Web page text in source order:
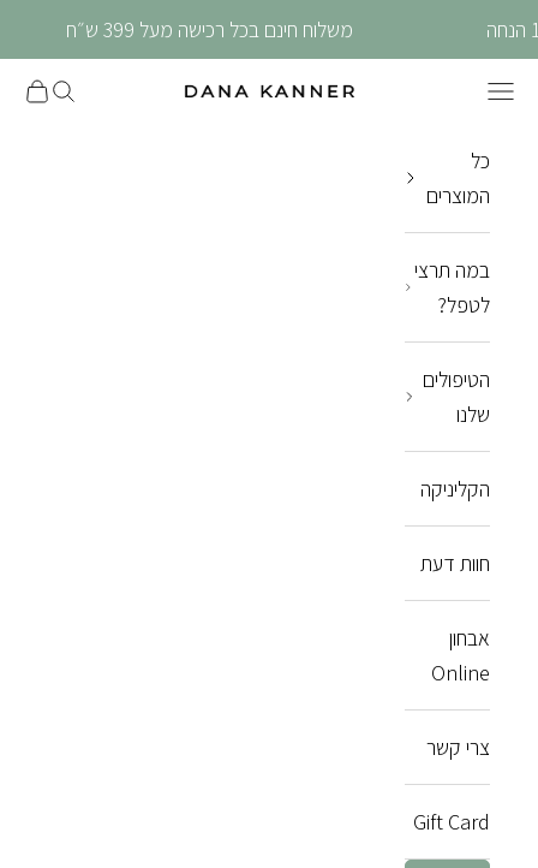
משלוח חינם בכל רכישה מעל 399 ש״ח
Dana Kanner תפריט חיפוש
סל
כל
המוצרים
במה תרצי
לטפל?
הטיפולים
שלנו
הקליניקה
חוות דעת
אבחון
Online
צרי קשר
Gift Card